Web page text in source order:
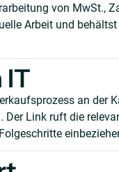
von MwSt.,
Arbeit und
IT
an der
Link ruft die